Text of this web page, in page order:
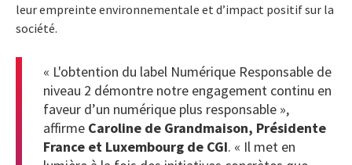
leur empreinte environnementale et d’impact positif sur la
société.
« L'obtention du label Numérique Responsable de
niveau 2 démontre notre engagement continu en
faveur d’un numérique plus responsable »,
affirme Caroline de Grandmaison, Présidente
France et Luxembourg de CGI. « Il met en